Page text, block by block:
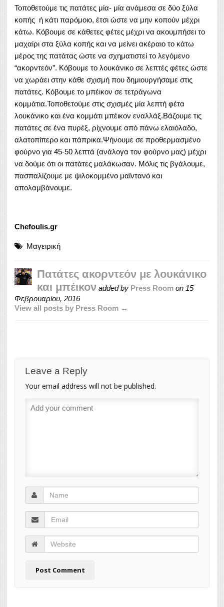
Τοποθετούμε τις πατάτες μία- μία ανάμεσα σε δύο ξύλα
κοπής ή κάτι παρόμοιο, έτσι ώστε να μην κοπούν μέχρι
κάτω. Κόβουμε σε κάθετες φέτες μέχρι να ακουμπήσει το
μαχαίρι στα ξύλα κοπής και να μείνει ακέραιο το κάτω
μέρος της πατάτας ώστε να σχηματιστεί το λεγόμενο
“ακορντεόν”. Κόβουμε το λουκάνικο σε λεπτές φέτες ώστε
να χωράει στην κάθε σχισμή που δημιουργήσαμε στις
πατάτες. Κόβουμε το μπέικον σε τετράγωνα
κομμάτια.Τοποθετούμε στις σχισμές μία λεπτή φέτα
λουκάνικο και ένα κομμάτι μπέικον εναλλάξ.Βάζουμε τις
πατάτες σε ένα πυρέξ, ρίχνουμε από πάνω ελαιόλαδο,
αλατοπίπερο και πάπρικα.Ψήνουμε σε προθερμασμένο
φούρνο για 45-50 λεπτά (ανάλογα τον φούρνο μας) μέχρι
να δούμε ότι οι πατάτες μαλάκωσαν. Μόλις τις βγάλουμε,
πασπαλίζουμε με ψιλοκομμένο μαϊντανό και
απολαμβάνουμε.
Chefoulis.gr
Μαγειρική
Πατάτες ακορντεόν με λουκάνικο
και μπέικον added by Press Room on 15
Φεβρουαρίου, 2016
View all posts by Press Room →
Leave a Reply
Your email address will not be published.